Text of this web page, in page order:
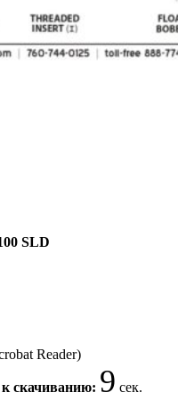
SLD
Reader)
скачиванию: 9 сек.